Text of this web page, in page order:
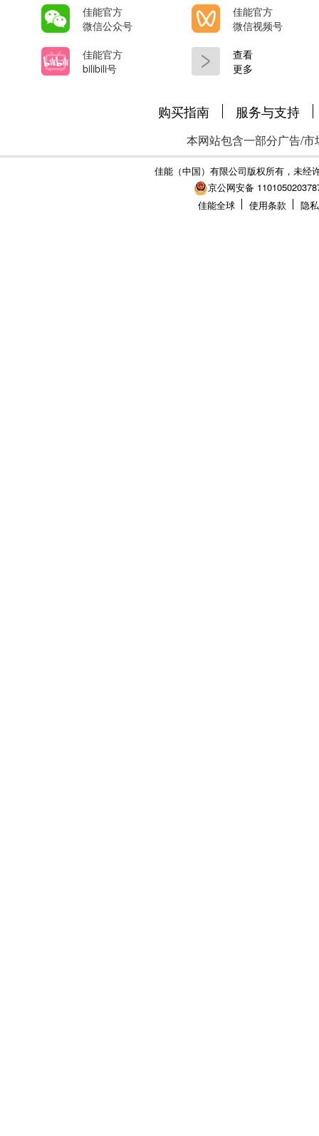
佳能官方
微信公众号
佳能官方
微信视频号
佳能官方
bilibili号
查看
更多
购买指南 服务与支持
本网站包含一部分广告/
佳能（中国）有限公司版权所有，未经
京公网安备
佳能全球
使用条款 隐